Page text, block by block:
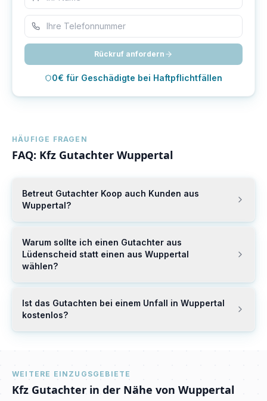
Rückruf anfordern
0€ für Geschädigte bei Haftpflichtfällen
HÄUFIGE FRAGEN
FAQ: Kfz Gutachter Wuppertal
Betreut Gutachter Koop auch Kunden aus
Wuppertal?
Warum sollte ich einen Gutachter aus
Lüdenscheid statt einen aus Wuppertal
wählen?
Ist das Gutachten bei einem Unfall in Wuppertal
kostenlos?
WEITERE EINZUGSGEBIETE
Kfz Gutachter in der Nähe von Wuppertal